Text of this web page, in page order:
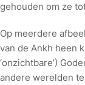
gehouden om ze
Op meerdere
van de Ankh heen
‘onzichtbare’)
andere werelden